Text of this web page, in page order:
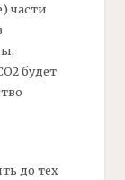
части
будет
до тех